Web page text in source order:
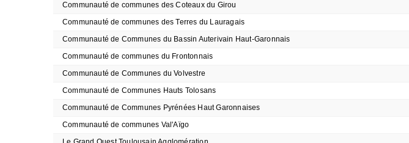
Communauté de communes des Coteaux du Girou
Communauté de communes des Terres du Lauragais
Communauté de Communes du Bassin Auterivain Haut-Garonnais
Communauté de communes du Frontonnais
Communauté de Communes du Volvestre
Communauté de Communes Hauts Tolosans
Communauté de Communes Pyrénées Haut Garonnaises
Communauté de communes Val'Aïgo